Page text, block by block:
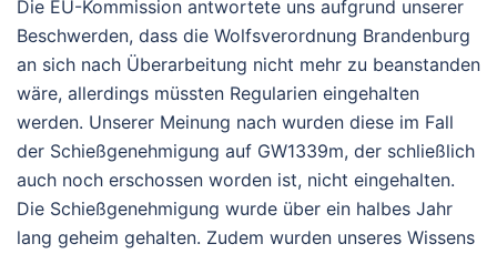
Die EU-Kommission antwortete uns aufgrund unserer
Beschwerden, dass die Wolfsverordnung Brandenburg
an sich nach Überarbeitung nicht mehr zu beanstanden
wäre, allerdings müssten Regularien eingehalten
werden. Unserer Meinung nach wurden diese im Fall
der Schießgenehmigung auf GW1339m, der schließlich
auch noch erschossen worden ist, nicht eingehalten.
Die Schießgenehmigung wurde über ein halbes Jahr
lang geheim gehalten. Zudem wurden unseres Wissens